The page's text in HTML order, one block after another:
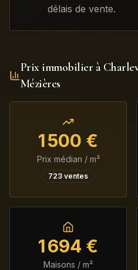
délais de vente.
Prix immobilier à
Mézières
1 500 €
Prix médian / m²
723 ventes
1 694 €
Maisons / m²